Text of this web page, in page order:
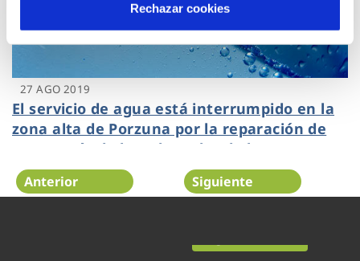
Rechazar cookies
27 AGO 2019
El servicio de agua está interrumpido en la
zona alta de Porzuna por la reparación de
una avería de la red en alta de la
Mancomunidad del río Bullaque
Anterior Siguiente